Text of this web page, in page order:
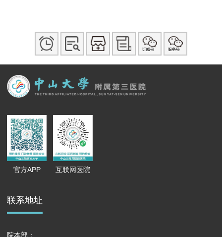
官方APP 互联网医院
联系地址
院本部：